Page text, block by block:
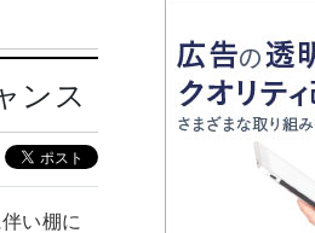
ンス
い棚に